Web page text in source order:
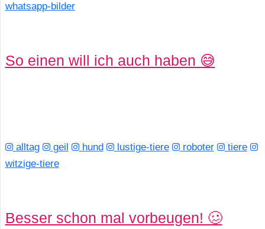
i
u
e
a
whatsapp-bilder
So einen will ich auch haben 😅
alltag geil hund lustige-tiere roboter
tiere
witzige-tiere
Besser schon mal vorbeugen! 🥴